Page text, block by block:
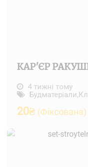
КАР'ЄР
4 тижні тому
Будматеріали,
20₴ (Фіксована)